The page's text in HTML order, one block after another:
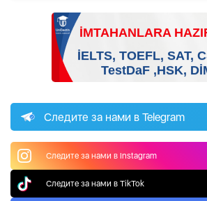
Следите за нами в Telegram
Следите за нами в Instagram
Следите за нами в TikTok